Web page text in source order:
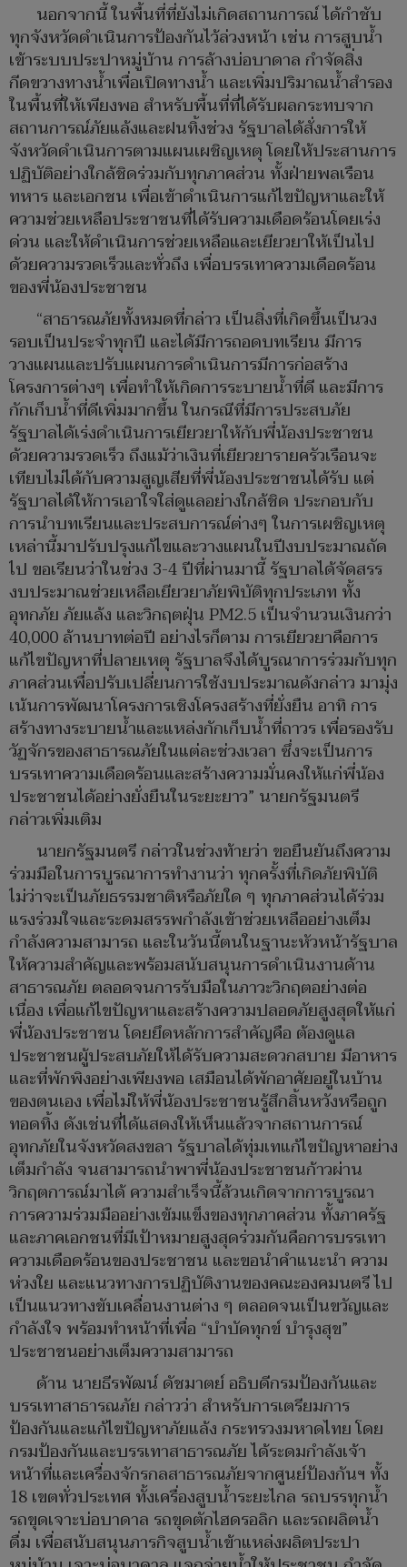
นอกจากนี้ ในพื้นที่ที่ยังไม่เกิดสถานการณ์ ได้กำชับ
ทุกจังหวัดดำเนินการป้องกันไว้ล่วงหน้า เช่น การสูบน้ำ
เข้าระบบประปาหมู่บ้าน การล้างบ่อบาดาล กำจัดสิ่ง
กีดขวางทางน้ำเพื่อเปิดทางน้ำ และเพิ่มปริมาณน้ำสำรอง
ในพื้นที่ให้เพียงพอ สำหรับพื้นที่ที่ได้รับผลกระทบจาก
สถานการณ์ภัยแล้งและฝนทิ้งช่วง รัฐบาลได้สั่งการให้
จังหวัดดำเนินการตามแผนเผชิญเหตุ โดยให้ประสานการ
ปฏิบัติอย่างใกล้ชิดร่วมกับทุกภาคส่วน ทั้งฝ่ายพลเรือน
ทหาร และเอกชน เพื่อเข้าดำเนินการแก้ไขปัญหาและให้
ความช่วยเหลือประชาชนที่ได้รับความเดือดร้อนโดยเร่ง
ด่วน และให้ดำเนินการช่วยเหลือและเยียวยาให้เป็นไป
ด้วยความรวดเร็วและทั่วถึง เพื่อบรรเทาความเดือดร้อน
ของพี่น้องประชาชน
“สาธารณภัยทั้งหมดที่กล่าว เป็นสิ่งที่เกิดขึ้นเป็นวง
รอบเป็นประจำทุกปี และได้มีการถอดบทเรียน มีการ
วางแผนและปรับแผนการดำเนินการมีการก่อสร้าง
โครงการต่างๆ เพื่อทำให้เกิดการระบายน้ำที่ดี และมีการ
กักเก็บน้ำที่ดีเพิ่มมากขึ้น ในกรณีที่มีการประสบภัย
รัฐบาลได้เร่งดำเนินการเยียวยาให้กับพี่น้องประชาชน
ด้วยความรวดเร็ว ถึงแม้ว่าเงินที่เยียวยารายครัวเรือนจะ
เทียบไม่ได้กับความสูญเสียที่พี่น้องประชาชนได้รับ แต่
รัฐบาลได้ให้การเอาใจใส่ดูแลอย่างใกล้ชิด ประกอบกับ
การนำบทเรียนและประสบการณ์ต่างๆ ในการเผชิญเหตุ
เหล่านี้มาปรับปรุงแก้ไขและวางแผนในปีงบประมาณถัด
ไป ขอเรียนว่าในช่วง 3-4 ปีที่ผ่านมานี้ รัฐบาลได้จัดสรร
งบประมาณช่วยเหลือเยียวยาภัยพิบัติทุกประเภท ทั้ง
อุทกภัย ภัยแล้ง และวิกฤตฝุ่น PM2.5 เป็นจำนวนเงินกว่า
40,000 ล้านบาทต่อปี อย่างไรก็ตาม การเยียวยาคือการ
แก้ไขปัญหาที่ปลายเหตุ รัฐบาลจึงได้บูรณาการร่วมกับทุก
ภาคส่วนเพื่อปรับเปลี่ยนการใช้งบประมาณดังกล่าว มามุ่ง
เน้นการพัฒนาโครงการเชิงโครงสร้างที่ยั่งยืน อาทิ การ
สร้างทางระบายน้ำและแหล่งกักเก็บน้ำที่ถาวร เพื่อรองรับ
วัฏจักรของสาธารณภัยในแต่ละช่วงเวลา ซึ่งจะเป็นการ
บรรเทาความเดือดร้อนและสร้างความมั่นคงให้แก่พี่น้อง
ประชาชนได้อย่างยั่งยืนในระยะยาว” นายกรัฐมนตรี
กล่าวเพิ่มเติม
นายกรัฐมนตรี กล่าวในช่วงท้ายว่า ขอยืนยันถึงความ
ร่วมมือในการบูรณาการทำงานว่า ทุกครั้งที่เกิดภัยพิบัติ
ไม่ว่าจะเป็นภัยธรรมชาติหรือภัยใด ๆ ทุกภาคส่วนได้ร่วม
แรงร่วมใจและระดมสรรพกำลังเข้าช่วยเหลืออย่างเต็ม
กำลังความสามารถ และในวันนี้ตนในฐานะหัวหน้ารัฐบาล
ให้ความสำคัญและพร้อมสนับสนุนการดำเนินงานด้าน
สาธารณภัย ตลอดจนการรับมือในภาวะวิกฤตอย่างต่อ
เนื่อง เพื่อแก้ไขปัญหาและสร้างความปลอดภัยสูงสุดให้แก่
พี่น้องประชาชน โดยยึดหลักการสำคัญคือ ต้องดูแล
ประชาชนผู้ประสบภัยให้ได้รับความสะดวกสบาย มีอาหาร
และที่พักพิงอย่างเพียงพอ เสมือนได้พักอาศัยอยู่ในบ้าน
ของตนเอง เพื่อไม่ให้พี่น้องประชาชนรู้สึกสิ้นหวังหรือถูก
ทอดทิ้ง ดังเช่นที่ได้แสดงให้เห็นแล้วจากสถานการณ์
อุทกภัยในจังหวัดสงขลา รัฐบาลได้ทุ่มเทแก้ไขปัญหาอย่าง
เต็มกำลัง จนสามารถนำพาพี่น้องประชาชนก้าวผ่าน
วิกฤตการณ์มาได้ ความสำเร็จนี้ล้วนเกิดจากการบูรณา
การความร่วมมืออย่างเข้มแข็งของทุกภาคส่วน ทั้งภาครัฐ
และภาคเอกชนที่มีเป้าหมายสูงสุดร่วมกันคือการบรรเทา
ความเดือดร้อนของประชาชน และขอนำคำแนะนำ ความ
ห่วงใย และแนวทางการปฏิบัติงานของคณะองคมนตรี ไป
เป็นแนวทางขับเคลื่อนงานต่าง ๆ ตลอดจนเป็นขวัญและ
กำลังใจ พร้อมทำหน้าที่เพื่อ “บำบัดทุกข์ บำรุงสุข”
ประชาชนอย่างเต็มความสามารถ
ด้าน นายธีรพัฒน์ ดัชมาตย์ อธิบดีกรมป้องกันและ
บรรเทาสาธารณภัย กล่าวว่า สำหรับการเตรียมการ
ป้องกันและแก้ไขปัญหาภัยแล้ง กระทรวงมหาดไทย โดย
กรมป้องกันและบรรเทาสาธารณภัย ได้ระดมกำลังเจ้า
หน้าที่และเครื่องจักรกลสาธารณภัยจากศูนย์ป้องกันฯ ทั้ง
18 เขตทั่วประเทศ ทั้งเครื่องสูบน้ำระยะไกล รถบรรทุกน้ำ
รถขุดเจาะบ่อบาดาล รถขุดตักไฮดรอลิก และรถผลิตน้ำ
ดื่ม เพื่อสนับสนุนภารกิจสูบน้ำเข้าแหล่งผลิตประปา